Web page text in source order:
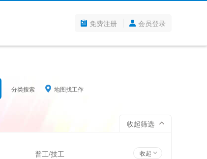
免费注册 会员登录
分类搜索 地图找工作
收起筛选
普工/技工
收起